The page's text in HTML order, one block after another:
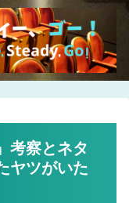
考察とネタ
ヤツがいた